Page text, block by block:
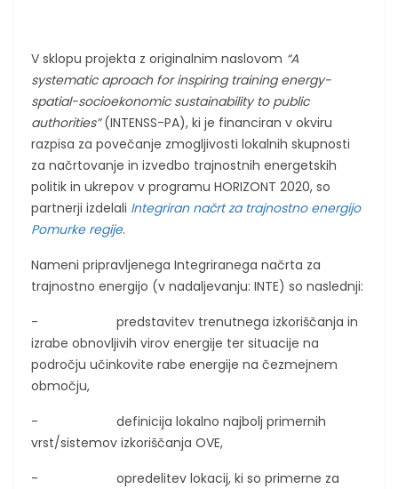
V sklopu projekta z originalnim naslovom “A
systematic aproach for inspiring training energy-
spatial-socioekonomic sustainability to public
authorities”(INTENSS-PA), ki je financiran v okviru
razpisa za povečanje zmogljivosti lokalnih skupnosti
za načrtovanje in izvedbo trajnostnih energetskih
politik in ukrepov v programu HORIZONT 2020, so
partnerji izdelali Integriran načrt za trajnostno energijo
Pomurke regije.
Nameni pripravljenega Integriranega načrta za
trajnostno energijo (v nadaljevanju: INTE) so naslednji:
- predstavitev trenutnega izkoriščanja in
izrabe obnovljivih virov energije ter situacije na
področju učinkovite rabe energije na čezmejnem
območju,
- definicija lokalno najbolj primernih
vrst/sistemov izkoriščanja OVE,
- opredelitev lokacij, ki so primerne za